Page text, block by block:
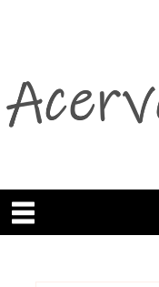
Abrir menu